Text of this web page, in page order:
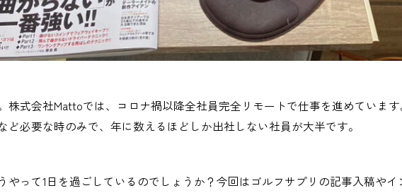
株式会社Mattoでは、コロナ禍以降全社員完全リモートで仕事を進めていま
ど必要な時のみで、年に数えるほどしか出社しない社員が大半です。
やって1日を過ごしているのでしょうか？今回はゴルフサプリの記事入稿や